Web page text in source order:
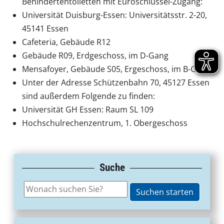
Universität Duisburg-Essen: Universitätsstr. 2-20,
45141 Essen
Cafeteria, Gebäude R12
Gebäude R09, Erdgeschoss, im D-Gang
Mensafoyer, Gebäude S05, Ergeschoss, im B-Gang
Unter der Adresse Schützenbahn 70, 45127 Essen
sind außerdem Folgende zu finden:
Universität GH Essen: Raum SL 109
Hochschulrechenzentrum, 1. Obergeschoss
Suche